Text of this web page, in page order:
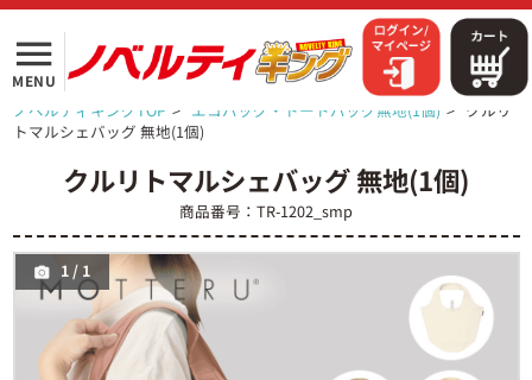
menu
MENU
ノベルティキングTOP > エコバッグ・トートバッグ無地(1個) > クルリ
トマルシェバッグ 無地(1個)
クルリトマルシェバッグ 無地(1個)
商品番号：TR-1202_smp
1/ 1